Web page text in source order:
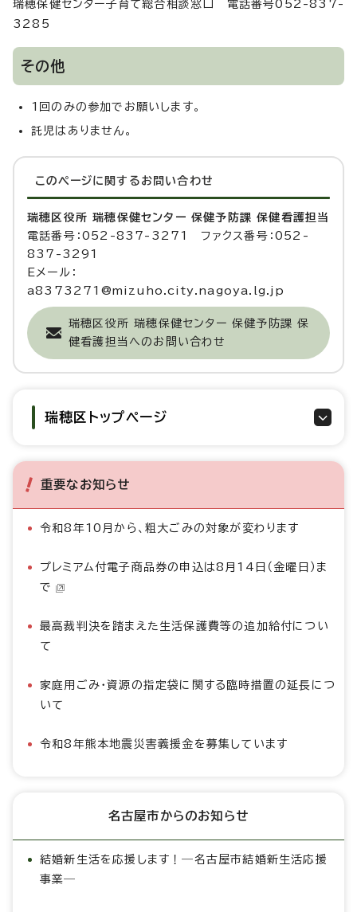
瑞穂保健センター子育て総合相談窓口 電話番号052-837-
3285
その他
1回のみの参加でお願いします。
託児はありません。
このページに関する お問い合わせ
瑞穂区役所 瑞穂保健センター 保健予防課 保健看護担当
電話番号：052-837-3271 ファクス番号：052-
837-3291
Eメール：
a8373271@mizuho.city.nagoya.lg.jp
瑞穂区役所 瑞穂保健センター 保健予防課 保
健看護担当へのお問い合わせ
瑞穂区トップページ
重要なお知らせ
令和8年10月から、粗大ごみの対象が変わります
プレミアム付電子商品券の申込は8月14日（金曜日）ま
で
最高裁判決を踏まえた生活保護費等の追加給付につい
て
家庭用ごみ・資源の指定袋に関する臨時措置の延長につ
いて
令和8年熊本地震災害義援金を募集しています
名古屋市からのお知らせ
結婚新生活を応援します！―名古屋市結婚新生活応援
事業―